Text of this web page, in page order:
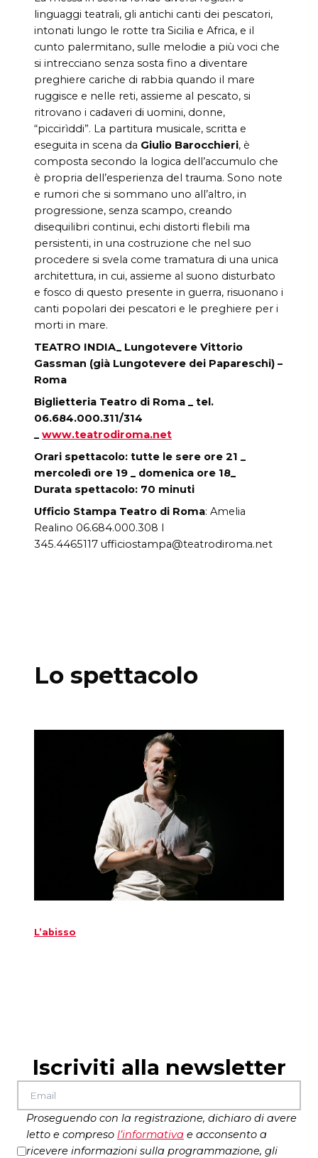
linguaggi teatrali, gli antichi canti dei pescatori,
intonati lungo le rotte tra Sicilia e Africa, e il
cunto palermitano, sulle melodie a più voci che
si intrecciano senza sosta fino a diventare
preghiere cariche di rabbia quando il mare
ruggisce e nelle reti, assieme al pescato, si
ritrovano i cadaveri di uomini, donne,
“piccirìddi”. La partitura musicale, scritta e
eseguita in scena da Giulio Barocchieri, è
composta secondo la logica dell’accumulo che
è propria dell’esperienza del trauma. Sono note
e rumori che si sommano uno all’altro, in
progressione, senza scampo, creando
disequilibri continui, echi distorti flebili ma
persistenti, in una costruzione che nel suo
procedere si svela come tramatura di una unica
architettura, in cui, assieme al suono disturbato
e fosco di questo presente in guerra, risuonano i
canti popolari dei pescatori e le preghiere per i
morti in mare.
TEATRO INDIA_ Lungotevere Vittorio
Gassman (già Lungotevere dei Papareschi) –
Roma
Biglietteria Teatro di Roma _ tel.
06.684.000.311/314
_ www.teatrodiroma.net
Orari spettacolo: tutte le sere ore 21 _
mercoledì ore 19 _ domenica ore 18_
Durata spettacolo: 70 minuti
Ufficio Stampa Teatro di Roma: Amelia
Realino 06.684.000.308 I
345.4465117 ufficiostampa@teatrodiroma.net
Lo spettacolo
L’abisso
Iscriviti alla newsletter
Proseguendo con la registrazione, dichiaro di avere
letto e compreso l’informativa e acconsento a
ricevere informazioni sulla programmazione, gli